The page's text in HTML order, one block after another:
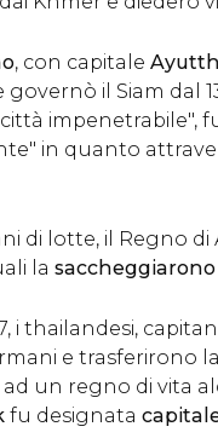
, con capitale
il Siam dal
impenetrabile",
in quanto
di lotte, il Regno
la saccheggiarono
i thailandesi,
e trasferirono
un regno di vita
fu designata